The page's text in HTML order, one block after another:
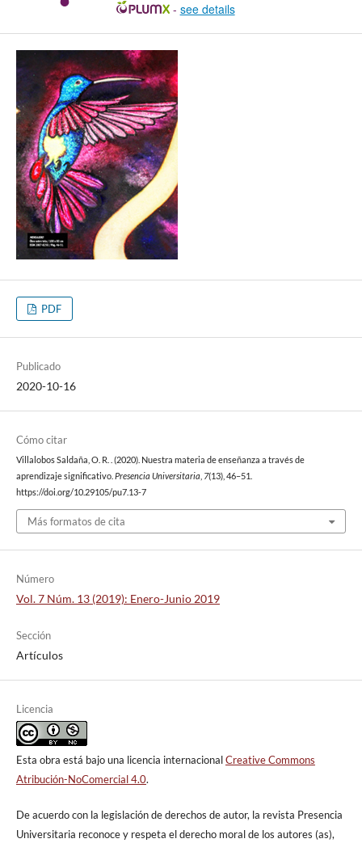
- see details
PDF
Publicado
2020-10-16
Cómo citar
Villalobos Saldaña, O. R. . (2020). Nuestra materia de enseñanza a través de
aprendizaje significativo. Presencia Universitaria 7(13), 46–51.
https://doi.org/10.29105/pu7.13-7
Más formatos de cita
Número
Vol. 7 Núm. 13 (2019): Enero-Junio 2019
Sección
Artículos
Licencia
Esta obra está bajo una licencia internacionalCreative Commons
Atribución-NoComercial 4.0.
De acuerdo con la legislación de derechos de autor, la revista Presencia
Universitaria reconoce y respeta el derecho moral de los autores (as),